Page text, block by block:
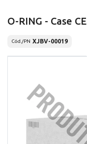
O-RING - Case CE
Cód./PN XJBV-00019